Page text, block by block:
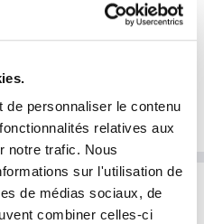
personnaliser le contenu
relatives aux
notre trafic. Nous
sur l'utilisation de
de médias sociaux, de
combiner celles-ci
Détails